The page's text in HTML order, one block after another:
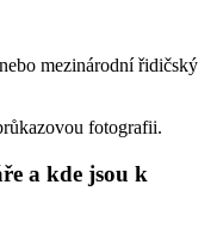
mezinárodní řidičský
fotografii.
a kde jsou k